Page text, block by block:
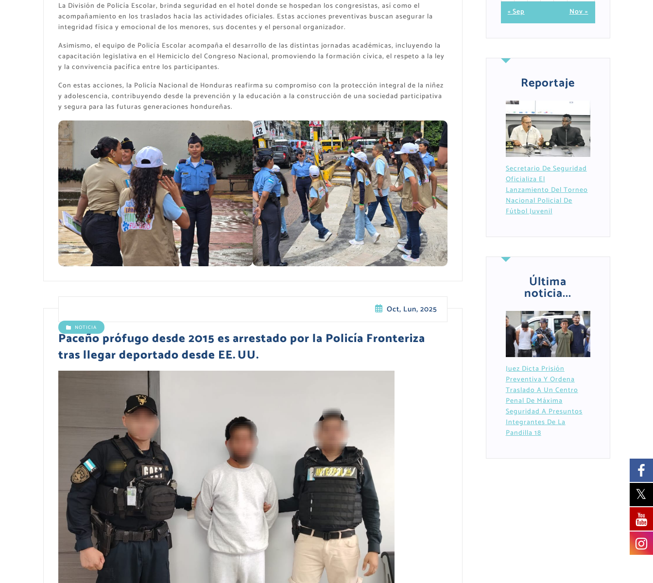
La División de Policía Escolar, brinda seguridad en el hotel donde se hospedan los congresistas, así como el
acompañamiento en los traslados hacia las actividades oficiales. Estas acciones preventivas buscan asegurar la
integridad física y emocional de los menores, sus docentes y el personal organizador.
Asimismo, el equipo de Policía Escolar acompaña el desarrollo de las distintas jornadas académicas, incluyendo la
capacitación legislativa en el Hemiciclo del Congreso Nacional, promoviendo la formación cívica, el respeto a la ley
y la convivencia pacífica entre los participantes.
Con estas acciones, la Policía Nacional de Honduras reafirma su compromiso con la protección integral de la niñez
y adolescencia, contribuyendo desde la prevención y la educación a la construcción de una sociedad participativa
y segura para las futuras generaciones hondureñas.
Oct, Lun, 2025
NOTICIA
Paceño prófugo desde 2015 es arrestado por la Policía Fronteriza
tras llegar deportado desde EE. UU.
« Sep
Nov »
Reportaje
Secretario De Seguridad
Oficializa El
Lanzamiento Del Torneo
Nacional Policial De
Fútbol Juvenil
Última
noticia...
Juez Dicta Prisión
Preventiva Y Ordena
Traslado A Un Centro
Penal De Máxima
Seguridad A Presuntos
Integrantes De La
Pandilla 18